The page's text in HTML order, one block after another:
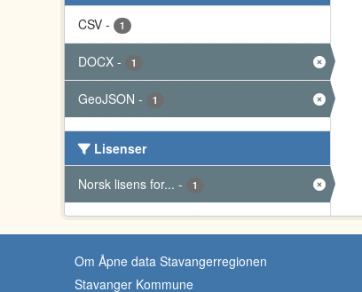
CSV - 1
DOCX - 1
GeoJSON - 1
Lisenser
Norsk lisens for... - 1
Om Åpne data Stavangerregionen
Stavanger Kommune